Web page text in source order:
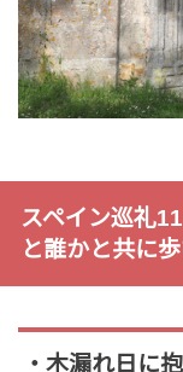
スペイン巡礼
と誰かと共に
・木漏れ日に